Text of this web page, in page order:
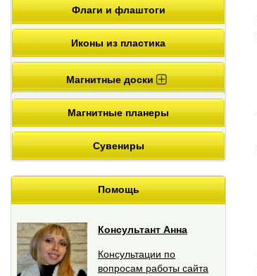
Флаги и флаштоги
Иконы из пластика
Магнитные доски
Магнитные планеры
Сувениры
Помощь
Консультант Анна
Консультации по
вопросам работы сайта